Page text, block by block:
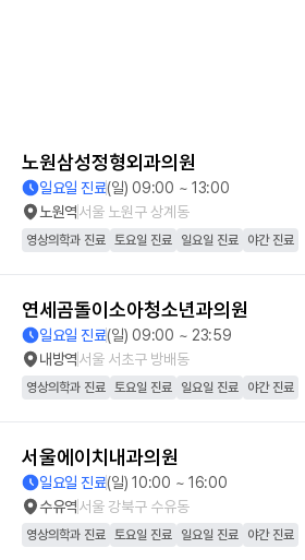
노원삼성정형외과의원
일요일 진료(일) 09:00 ~ 13:00
노원역서울 노원구 상계동
영상의학과 진료 토요일 진료 일요일 진료 야간 진료
연세곰돌이소아청소년과의원
일요일 진료(일) 09:00 ~ 23:59
내방역서울 서초구 방배동
영상의학과 진료 토요일 진료 일요일 진료 야간 진료
서울에이치내과의원
일요일 진료(일) 10:00 ~ 16:00
수유역서울 강북구 수유동
영상의학과 진료 토요일 진료 일요일 진료 야간 진료